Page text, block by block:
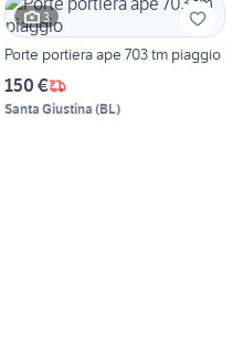
3
Porte portiera ape 703 tm piaggio
150 €
Santa Giustina (BL)